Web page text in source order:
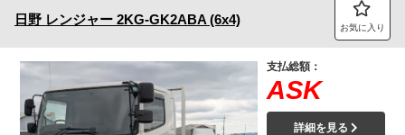
日野 レンジャー 2KG-GK2ABA (6x4) お気に入り
支払総額：
ASK
詳細を見る